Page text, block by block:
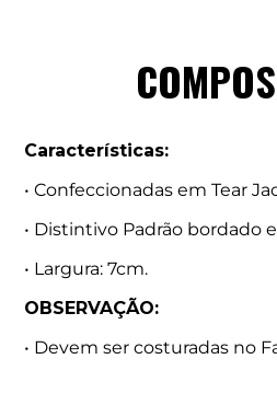
Características:
• Confeccionadas em Tear
• Distintivo Padrão bordado
• Largura: 7cm.
OBSERVAÇÃO:
• Devem ser costuradas no